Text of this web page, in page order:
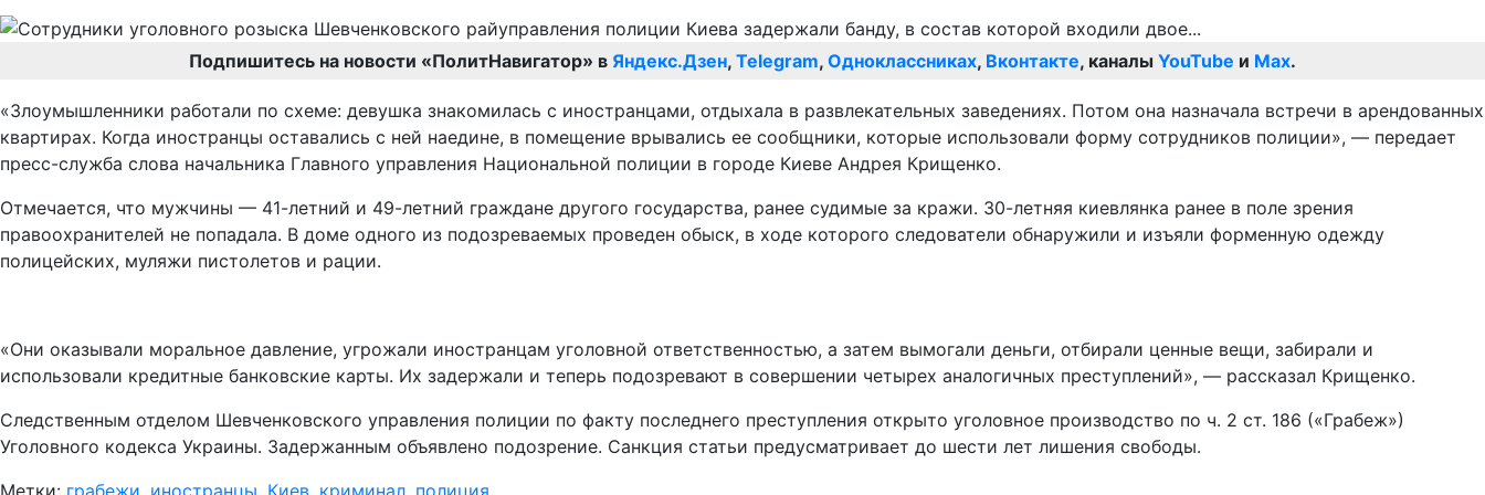
Подпишитесь на новости «ПолитНавигатор» в Яндекс.Дзен, Telegram, Одноклассниках, Вконтакте, каналы YouTube и Max.
«Злоумышленники работали по схеме: девушка знакомилась с иностранцами, отдыхала в развлекательных заведениях. Потом она назначала встречи в арендованных
квартирах. Когда иностранцы оставались с ней наедине, в помещение врывались ее сообщники, которые использовали форму сотрудников полиции», — передает
пресс-служба слова начальника Главного управления Национальной полиции в городе Киеве Андрея Крищенко.
Отмечается, что мужчины — 41-летний и 49-летний граждане другого государства, ранее судимые за кражи. 30-летняя киевлянка ранее в поле зрения
правоохранителей не попадала. В доме одного из подозреваемых проведен обыск, в ходе которого следователи обнаружили и изъяли форменную одежду
полицейских, муляжи пистолетов и рации.
«Они оказывали моральное давление, угрожали иностранцам уголовной ответственностью, а затем вымогали деньги, отбирали ценные вещи, забирали и
использовали кредитные банковские карты. Их задержали и теперь подозревают в совершении четырех аналогичных преступлений», — рассказал Крищенко.
Следственным отделом Шевченковского управления полиции по факту последнего преступления открыто уголовное производство по ч. 2 ст. 186 («Грабеж»)
Уголовного кодекса Украины. Задержанным объявлено подозрение. Санкция статьи предусматривает до шести лет лишения свободы.